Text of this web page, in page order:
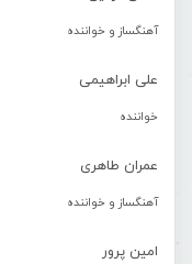
آهنگساز و خواننده
علی ابراهیمی
خواننده
عمران طاهری
آهنگساز و خواننده
امین پرور